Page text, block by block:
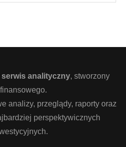
serwis analityczny, stworzony
analizy, przeglądy, raporty oraz
perspektywicznych